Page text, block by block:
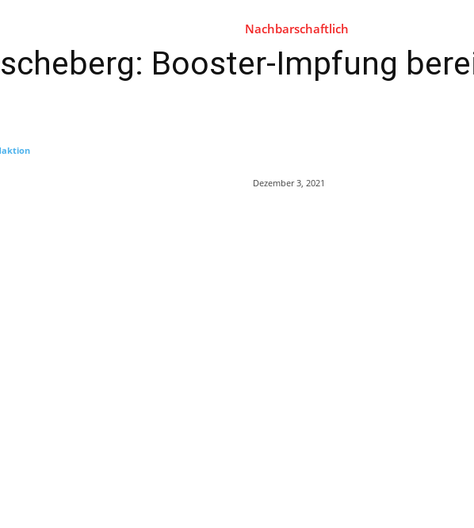
Nachbarschaftlich
Booster-Impfung
Dezember 3, 2021